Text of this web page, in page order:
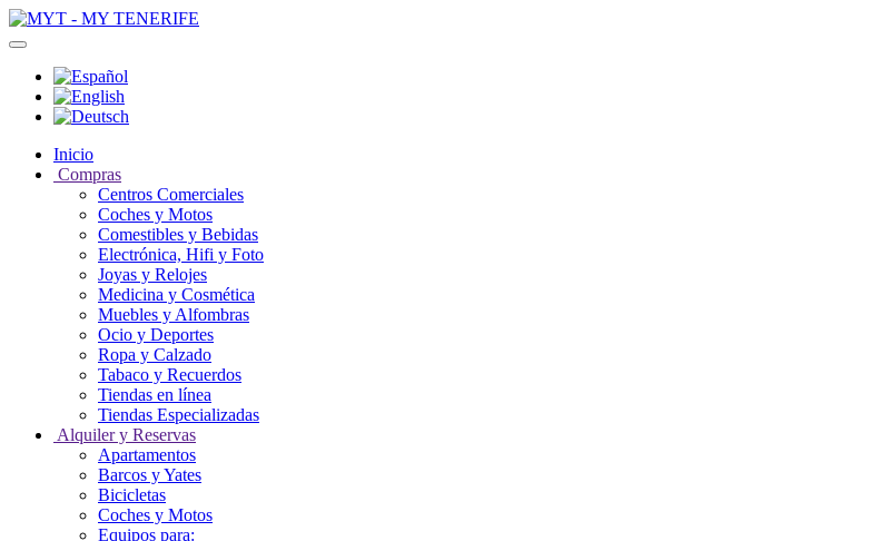
Inicio
Compras
Centros Comerciales
Coches y Motos
Comestibles y Bebidas
Electrónica, Hifi y Foto
Joyas y Relojes
Medicina y Cosmética
Muebles y Alfombras
Ocio y Deportes
Ropa y Calzado
Tabaco y Recuerdos
Tiendas en línea
Tiendas Especializadas
Alquiler y Reservas
Apartamentos
Barcos y Yates
Bicicletas
Coches y Motos
Equipos para: